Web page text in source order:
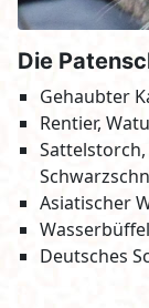
Die
Gehaubter
Rentier,
Asiatischer
Deutsches